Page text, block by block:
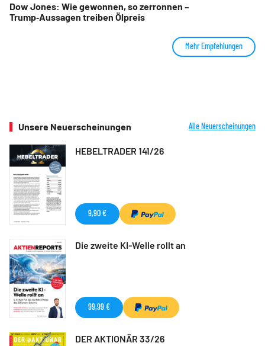
Dow Jones: Wie gewonnen, so zerronnen –
Trump‑Aussagen treiben Ölpreis
Mehr Empfehlungen
Unsere Neuerscheinungen Alle Neuerscheinungen
HEBELTRADER 141/26
9,90 €
Die zweite KI-Welle rollt an
99,99 €
DER AKTIONÄR 33/26